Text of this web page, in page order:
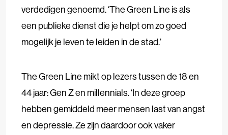
verdedigen genoemd. ‘The Green Line is als
een publieke dienst die je helpt om zo goed
mogelijk je leven te leiden in de stad.’
The Green Line mikt op lezers tussen de 18 en
44 jaar: Gen Z en millennials. ‘In deze groep
hebben gemiddeld meer mensen last van angst
en depressie. Ze zijn daardoor ook vaker